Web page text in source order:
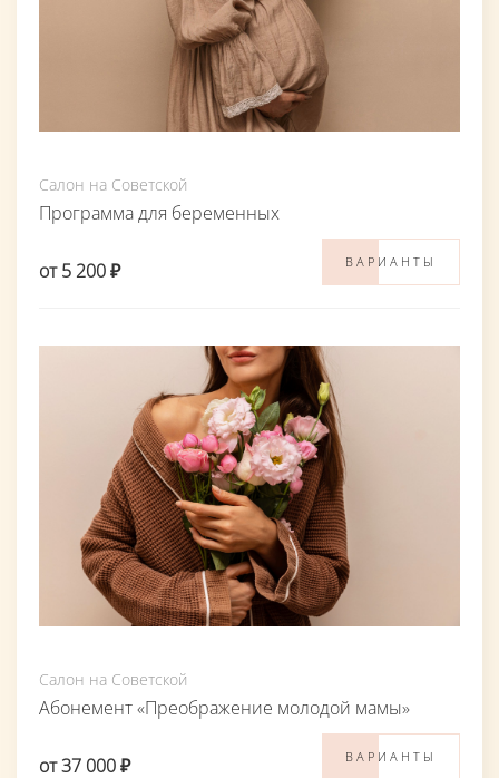
Салон на Советской
Программа для беременных
от 5 200 ₽ ВАРИАНТЫ
Салон на Советской
Абонемент «Преображение молодой мамы»
от 37 000 ₽ ВАРИАНТЫ